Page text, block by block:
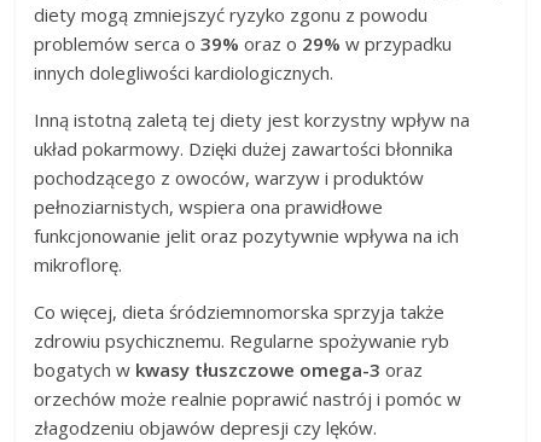
diety mogą zmniejszyć ryzyko zgonu z powodu
problemów serca o39% oraz o 29% w przypadku
innych dolegliwości kardiologicznych.
Inną istotną zaletą tej diety jest korzystny wpływ na
układ pokarmowy. Dzięki dużej zawartości błonnika
pochodzącego z owoców, warzyw i produktów
pełnoziarnistych, wspiera ona prawidłowe
funkcjonowanie jelit oraz pozytywnie wpływa na ich
mikroflorę.
Co więcej, dieta śródziemnomorska sprzyja także
zdrowiu psychicznemu. Regularne spożywanie ryb
bogatych w kwasy tłuszczowe omega-3 oraz
orzechów może realnie poprawić nastrój i pomóc w
złagodzeniu objawów depresji czy lęków.